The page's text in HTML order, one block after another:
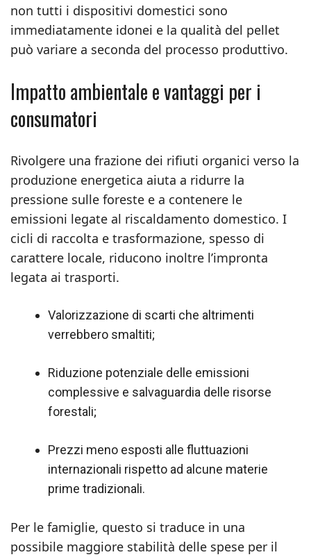
non tutti i dispositivi domestici sono
immediatamente idonei e la qualità del pellet
può variare a seconda del processo produttivo.
Impatto ambientale e vantaggi per i
consumatori
Rivolgere una frazione dei rifiuti organici verso la
produzione energetica aiuta a ridurre la
pressione sulle foreste e a contenere le
emissioni legate al riscaldamento domestico. I
cicli di raccolta e trasformazione, spesso di
carattere locale, riducono inoltre l’impronta
legata ai trasporti.
Valorizzazione di scarti che altrimenti
verrebbero smaltiti;
Riduzione potenziale delle emissioni
complessive e salvaguardia delle risorse
forestali;
Prezzi meno esposti alle fluttuazioni
internazionali rispetto ad alcune materie
prime tradizionali.
Per le famiglie, questo si traduce in una
possibile maggiore stabilità delle spese per il